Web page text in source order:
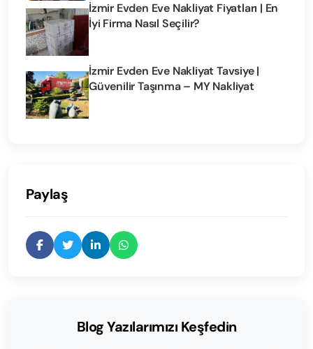
İzmir Evden Eve Nakliyat Fiyatları | En
İyi Firma Nasıl Seçilir?
İzmir Evden Eve Nakliyat Tavsiye |
Güvenilir Taşınma – MY Nakliyat
Paylaş
Blog Yazılarımızı Keşfedin